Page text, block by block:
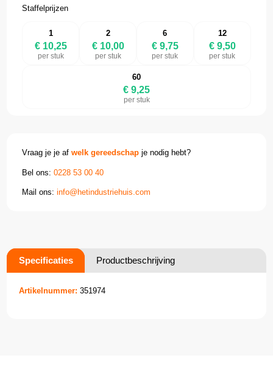
Staffelprijzen
1
€ 10,25
per stuk
2
€ 10,00
per stuk
6
€ 9,75
per stuk
12
€ 9,50
per stuk
60
€ 9,25
per stuk
Vraag je je afwelk gereedschap je nodig hebt?
Bel ons:0228 53 00 40
Mail ons:info@hetindustriehuis.com
Specificaties Productbeschrijving
Artikelnummer: 351974